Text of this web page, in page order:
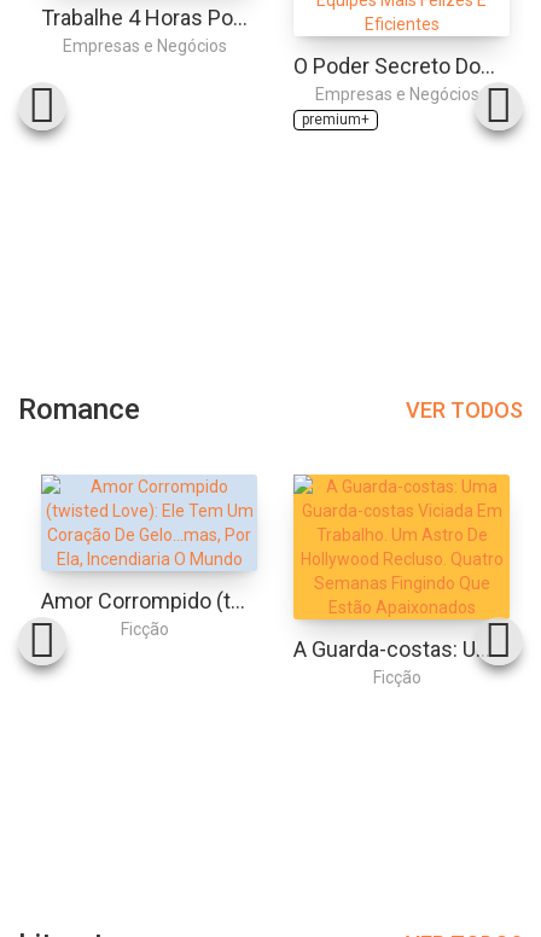
Trabalhe 4 Horas Por Semana
Empresas e Negócios
O Poder Secreto Dos Grupos: Como Preparar Equipes Mais Felizes E Eficientes
Empresas e Negócios
premium+
Romance VER TODOS
Amor Corrompido (twisted Love): Ele Tem Um Coração De Gelo...mas, Por Ela, Incendiaria O Mundo
Ficção
A Guarda-costas: Uma Guarda-costas Viciada Em Trabalho. Um Astro De Hollywood Recluso. Quatro Semanas Fingindo Que Estão Apaixonados
Ficção